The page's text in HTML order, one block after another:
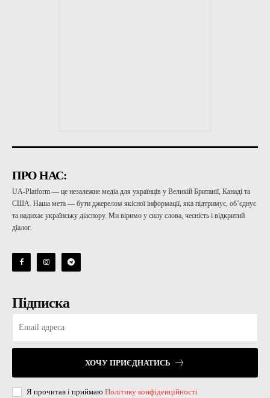
ПРО НАС:
UA-Platform — це незалежне медіа для українців у Великій Британії, Канаді та
США. Наша мета — бути джерелом якісної інформації, яка підтримує, об’єднує
та надихає українську діаспору. Ми віримо у силу слова, чесність і відкритий
діалог.
Підписка
ХОЧУ ПРИЄДНАТИСЬ
Я прочитав і приймаю Політику конфіденційності